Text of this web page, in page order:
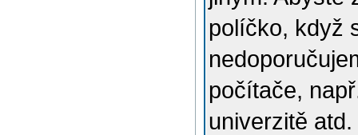
políčko, když
počítače,
univerzitě atd.